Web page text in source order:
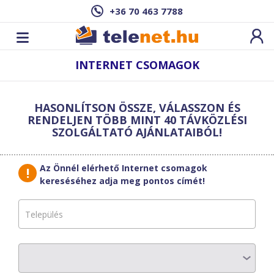
+36 70 463 7788
INTERNET CSOMAGOK
indítása
Találatok erre a címre:
,
Új cím
megadása
Finomítsa a találatokat:
Szolgáltatók
Válasszon
HotZones
Internetkártya
Havi díj
HASONLÍTSON ÖSSZE, VÁLASSZON ÉS
RENDELJEN TÖBB MINT 40 TÁVKÖZLÉSI
SZOLGÁLTATÓ AJÁNLATAIBÓL!
Az Önnél elérhető Internet csomagok
kereséséhez adja meg pontos címét!